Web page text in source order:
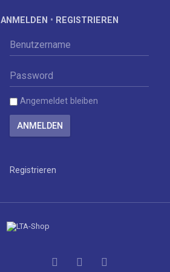
ANMELDEN • REGISTRIEREN
Angemeldet bleiben
Registrieren